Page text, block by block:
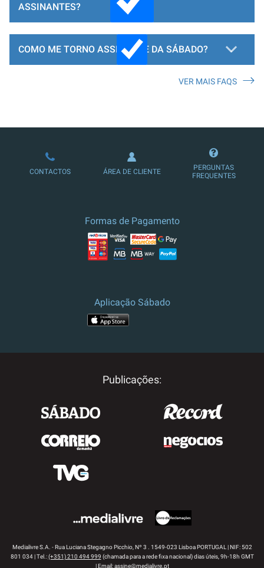
ASSINANTES?
COMO ME TORNO ASSINANTE DA SÁBADO?
LOJA DE ASSINATURAS
VER MAIS FAQS
CONTACTOS ÁREA DE CLIENTE
PERGUNTAS
FREQUENTES
Formas de Pagamento
Aplicação Sábado
Publicações:
Medialivre S.A. - Rua Luciana Stegagno Picchio, Nº 3 . 1549-023 Lisboa PORTUGAL | NIF: 502
801 034 | Tel.:(+351) 210 494 999 (chamada para a rede fixa nacional) dias úteis, 9h-18h GMT
| Email:assine@medialivre.pt